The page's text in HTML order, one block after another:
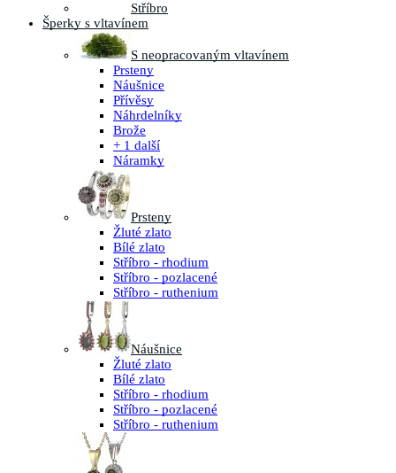
Stříbro
Šperky s vltavínem
S neopracovaným vltavínem
Prsteny
Náušnice
Přívěsy
Náhrdelníky
Brože
+ 1 další
Náramky
Prsteny
Žluté zlato
Bílé zlato
Stříbro - rhodium
Stříbro - pozlacené
Stříbro - ruthenium
Náušnice
Žluté zlato
Bílé zlato
Stříbro - rhodium
Stříbro - pozlacené
Stříbro - ruthenium